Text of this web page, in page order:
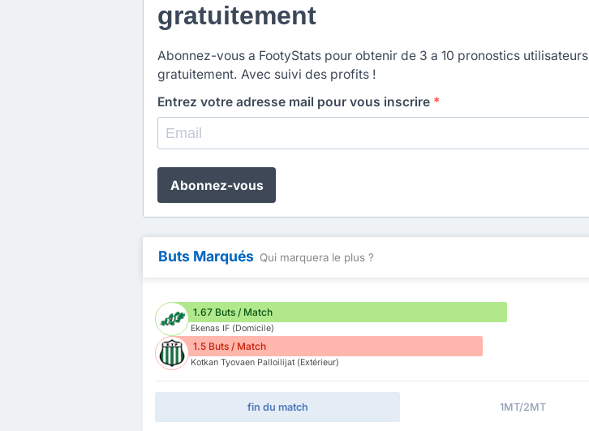
gratuitement
Abonnez-vous a FootyStats pour obtenir de 3 a 10 pronostics utilisateurs
gratuitement. Avec suivi des profits !
Entrez votre adresse mail pour vous inscrire *
Abonnez-vous
Buts Marqués Qui marquera le plus ?
1.67 Buts / Match
Ekenas IF (Domicile)
1.5 Buts / Match
Kotkan Tyovaen Palloilijat (Extérieur)
fin du match 1MT/2MT